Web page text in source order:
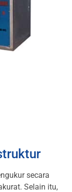
secara
Selain itu,